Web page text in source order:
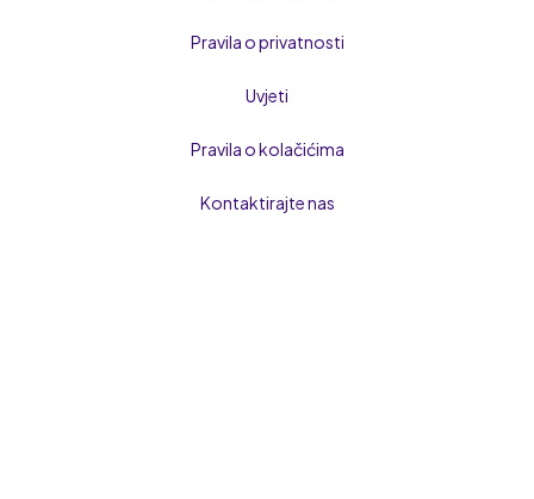
Pravila o privatnosti
Uvjeti
Pravila o kolačićima
Kontaktirajte nas